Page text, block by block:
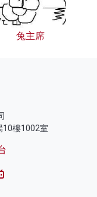
兔主席
10樓1002室